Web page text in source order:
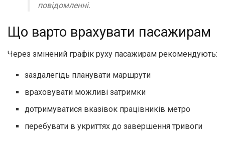
повідомленні.
Що варто врахувати пасажирам
Через змінений графік руху пасажирам рекомендують:
заздалегідь планувати маршрути
враховувати можливі затримки
дотримуватися вказівок працівників метро
перебувати в укриттях до завершення тривоги